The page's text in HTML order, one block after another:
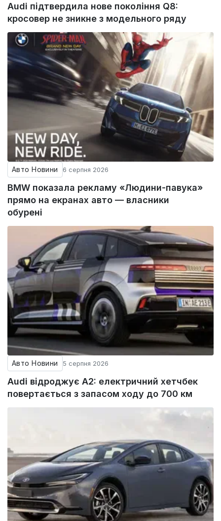
Audi підтвердила нове покоління Q8:
кросовер не зникне з модельного ряду
Авто Новини 6 серпня 2026
BMW показала рекламу «Людини-павука»
прямо на екранах авто — власники
обурені
Авто Новини 5 серпня 2026
Audi відроджує A2: електричний хетчбек
повертається з запасом ходу до 700 км